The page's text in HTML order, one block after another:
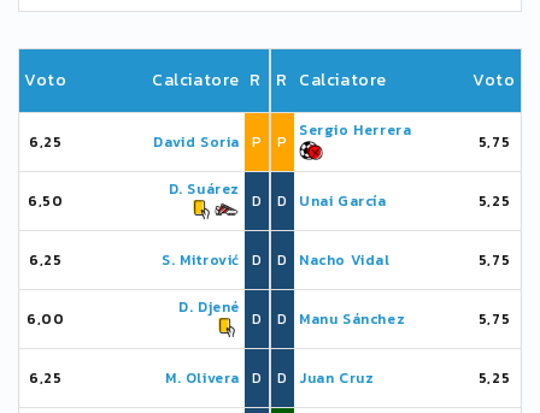
Voto Calciatore R
6,25 David Soria P
6,50
D. Suárez
D
6,25 S. Mitrović D
6,00
D. Djené
D
6,25 M. Olivera D
R Calciatore Voto
P
Sergio Herrera
5,75
D Unai García 5,25
D Nacho Vidal 5,75
D Manu Sánchez 5,75
D Juan Cruz 5,25